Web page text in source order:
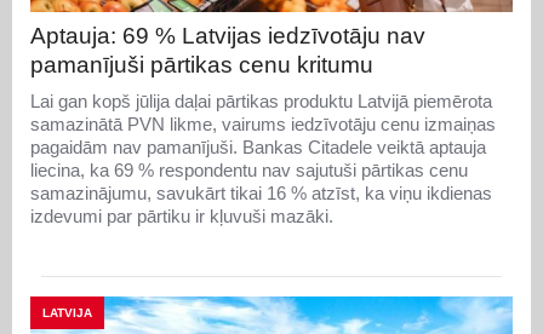
Aptauja: 69 % Latvijas iedzīvotāju nav
pamanījuši pārtikas cenu kritumu
Lai gan kopš jūlija daļai pārtikas produktu Latvijā piemērota
samazinātā PVN likme, vairums iedzīvotāju cenu izmaiņas
pagaidām nav pamanījuši. Bankas Citadele veiktā aptauja
liecina, ka 69 % respondentu nav sajutuši pārtikas cenu
samazinājumu, savukārt tikai 16 % atzīst, ka viņu ikdienas
izdevumi par pārtiku ir kļuvuši mazāki.
LATVIJA